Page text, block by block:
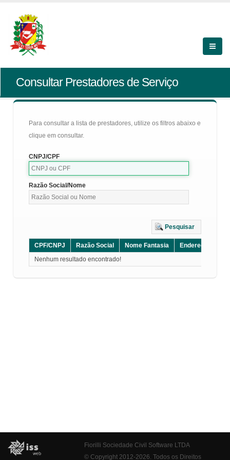
Consultar Prestadores de Serviço
Para consultar a lista de prestadores, utilize os filtros abaixo e
clique em consultar.
CNPJ/CPF
Razão Social/Nome
Pesquisar
CPF/CNPJ Razão Social Nome Fantasia Endereço
Nenhum resultado encontrado!
Fiorilli Sociedade Civil Software LTDA
© Copyright 2012-2026. Todos os Direitos